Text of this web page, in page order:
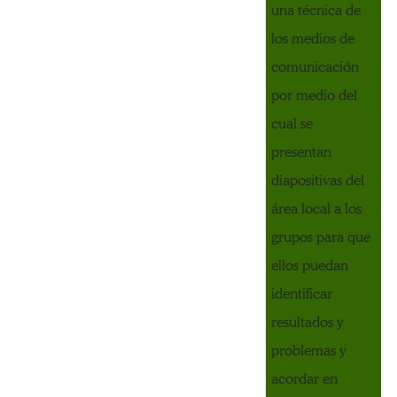
una técnica de
los medios de
comunicación
por medio del
cual se
presentan
diapositivas del
área local a los
grupos para que
ellos puedan
identificar
resultados y
problemas y
acordar en